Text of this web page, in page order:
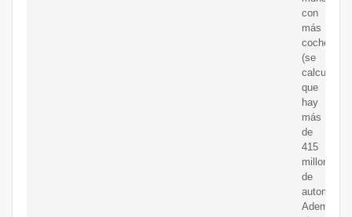
con
más
coches
(se
calcula
que
hay
más
de
415
millones
de
Además,